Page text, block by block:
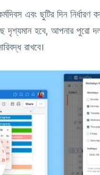
এবং ছুটির দিন নির্ধারণ
দৃশ্যমান হবে, আপনার পুরো
রাখবে।